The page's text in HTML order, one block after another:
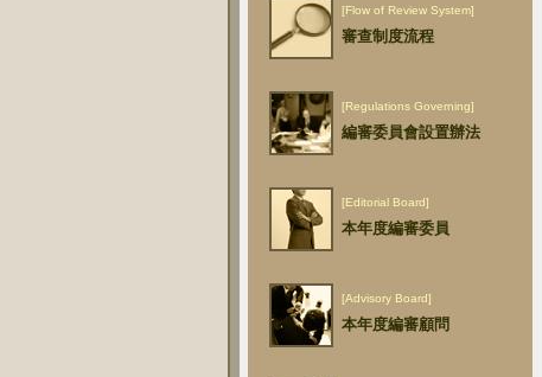
[Flow of Review System]
審查制度流程
[Regulations Governing]
編審委員會設置辦法
[Editorial Board]
本年度編審委員
[Advisory Board]
本年度編審顧問